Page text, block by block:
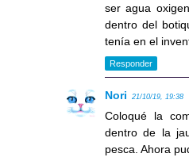
ser agua
dentro del
tenía en el
Responder
Nori 21/10/19, 19:38
Coloqué la
dentro de la
pesca. Ahora